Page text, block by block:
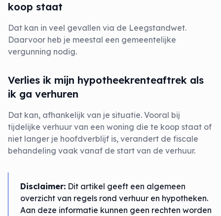
koop staat
Dat kan in veel gevallen via de Leegstandwet.
Daarvoor heb je meestal een gemeentelijke
vergunning nodig.
Verlies ik mijn hypotheekrenteaftrek als
ik ga verhuren
Dat kan, afhankelijk van je situatie. Vooral bij
tijdelijke verhuur van een woning die te koop staat of
niet langer je hoofdverblijf is, verandert de fiscale
behandeling vaak vanaf de start van de verhuur.
Disclaimer: Dit artikel geeft een algemeen
overzicht van regels rond verhuur en hypotheken.
Aan deze informatie kunnen geen rechten worden